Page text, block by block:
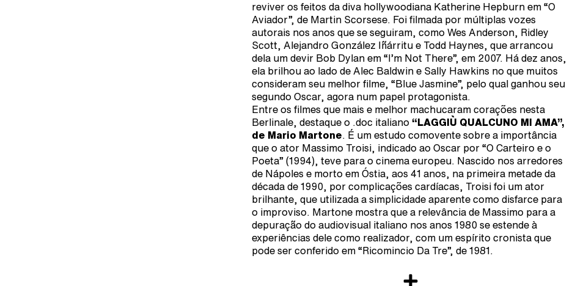
reviver os feitos da diva hollywoodiana Katherine Hepburn em “O
Aviador”, de Martin Scorsese. Foi filmada por múltiplas vozes
autorais nos anos que se seguiram, como Wes Anderson, Ridley
Scott, Alejandro González Iñárritu e Todd Haynes, que arrancou
dela um devir Bob Dylan em “I’m Not There”, em 2007. Há dez anos,
ela brilhou ao lado de Alec Baldwin e Sally Hawkins no que muitos
consideram seu melhor filme, “Blue Jasmine”, pelo qual ganhou seu
segundo Oscar, agora num papel protagonista.
Entre os filmes que mais e melhor machucaram corações nesta
Berlinale, destaque o .doc italiano “LAGGIÙ QUALCUNO MI AMA”,
de Mario Martone . É um estudo comovente sobre a importância
que o ator Massimo Troisi, indicado ao Oscar por “O Carteiro e o
Poeta” (1994), teve para o cinema europeu. Nascido nos arredores
de Nápoles e morto em Óstia, aos 41 anos, na primeira metade da
década de 1990, por complicações cardíacas, Troisi foi um ator
brilhante, que utilizada a simplicidade aparente como disfarce para
o improviso. Martone mostra que a relevância de Massimo para a
depuração do audiovisual italiano nos anos 1980 se estende à
experiências dele como realizador, com um espírito cronista que
pode ser conferido em “Ricomincio Da Tre”, de 1981.